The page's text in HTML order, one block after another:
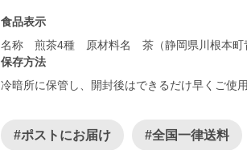
食品表示
名称 煎茶4種 原材料名 茶（静岡県川根本
保存方法
冷暗所に保管し、開封後はできるだけ早くご使
#ポストにお届け #全国一律送料